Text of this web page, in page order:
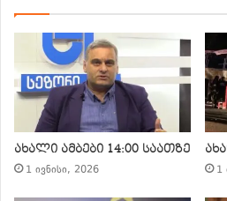
ახალი ამბები 14:00 საათზე
1 ივნისი, 2026 1